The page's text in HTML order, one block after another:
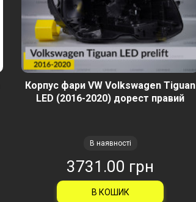
Корпус фари VW Volkswagen Tiguan
LED (2016-2020) дорест правий
В наявності
3731.00 грн
В КОШИК